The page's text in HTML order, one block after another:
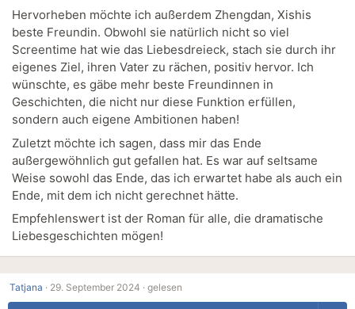
Hervorheben möchte ich außerdem Zhengdan, Xishis
beste Freundin. Obwohl sie natürlich nicht so viel
Screentime hat wie das Liebesdreieck, stach sie durch ihr
eigenes Ziel, ihren Vater zu rächen, positiv hervor. Ich
wünschte, es gäbe mehr beste Freundinnen in
Geschichten, die nicht nur diese Funktion erfüllen,
sondern auch eigene Ambitionen haben!
Zuletzt möchte ich sagen, dass mir das Ende
außergewöhnlich gut gefallen hat. Es war auf seltsame
Weise sowohl das Ende, das ich erwartet habe als auch ein
Ende, mit dem ich nicht gerechnet hätte.
Empfehlenswert ist der Roman für alle, die dramatische
Liebesgeschichten mögen!
Tatjana · 29. September 2024 · gelesen